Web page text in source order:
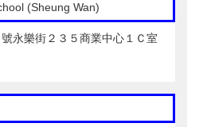
(Sheung Wan)
永樂街２３５商業中心１Ｃ室